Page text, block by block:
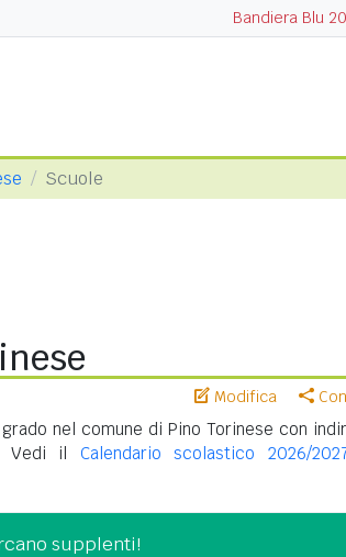
Bandiera Blu
Scuole
Modifica
nel comune di Pino Torinese con
Vedi il Calendario scolastico 2026/
supplenti!